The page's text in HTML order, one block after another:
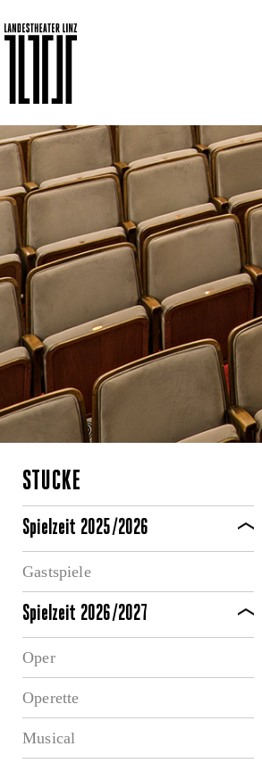
STÜCKE
Spielzeit 2025/2026
Gastspiele
Spielzeit 2026/2027
Oper
Operette
Musical